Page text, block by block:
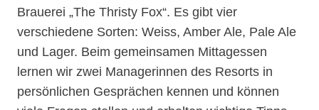
Brauerei „The Thristy Fox“. Es gibt vier
verschiedene Sorten: Weiss, Amber Ale, Pale Ale
und Lager. Beim gemeinsamen Mittagessen
lernen wir zwei Managerinnen des Resorts in
persönlichen Gesprächen kennen und können